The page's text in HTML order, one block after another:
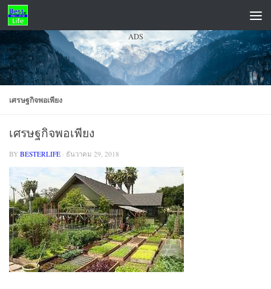
Skip to content
ADS
เศรษฐกิจพอเพียง
เศรษฐกิจพอเพียง
BY BESTERLIFE · ธันวาคม 29, 2018